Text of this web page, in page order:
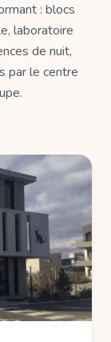
: blocs
laboratoire
de nuit,
par le centre